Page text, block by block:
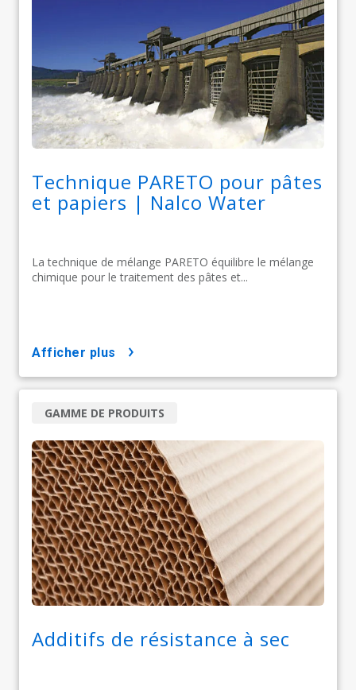
Technique PARETO pour pâtes
et papiers | Nalco Water
La technique de mélange PARETO équilibre le mélange
chimique pour le traitement des pâtes et...
afficher plus
Additifs de résistance à sec
GAMME DE PRODUITS